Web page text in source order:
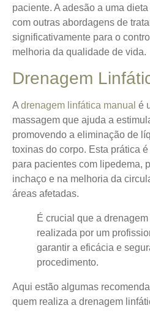
paciente. A adesão a uma
com outras abordagens de
significativamente para o
melhoria da qualidade de vida.
Drenagem
A drenagem linfática manual é
massagem que ajuda a
promovendo a eliminação de
toxinas do corpo. Esta prática
para pacientes com lipedema,
inchaço e na melhoria da
áreas afetadas.
É crucial que a
realizada por um
garantir a eficácia e
procedimento.
Aqui estão algumas
quem realiza a drenagem